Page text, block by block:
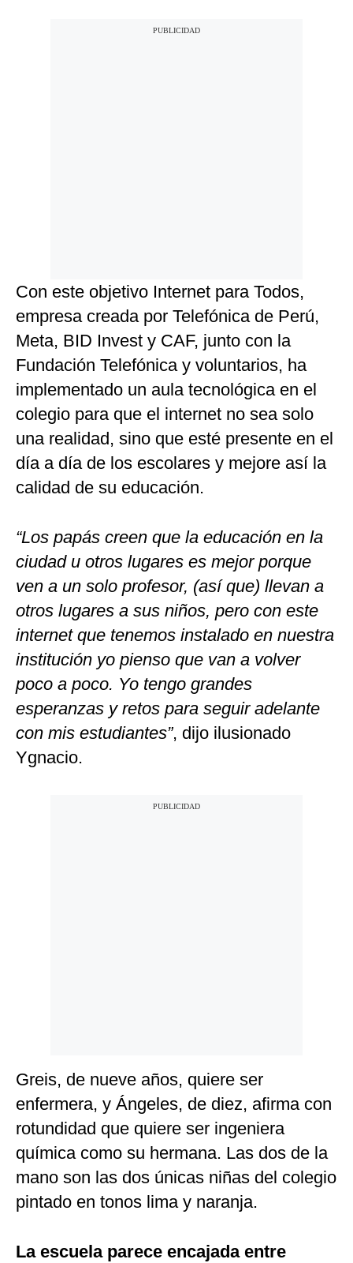
Con este objetivo Internet para Todos,
empresa creada por Telefónica de Perú,
Meta, BID Invest y CAF, junto con la
Fundación Telefónica y voluntarios, ha
implementado un aula tecnológica en el
colegio para que el internet no sea solo
una realidad, sino que esté presente en el
día a día de los escolares y mejore así la
calidad de su educación.
“Los papás creen que la educación en la
ciudad u otros lugares es mejor porque
ven a un solo profesor, (así que) llevan a
otros lugares a sus niños, pero con este
internet que tenemos instalado en nuestra
institución yo pienso que van a volver
poco a poco. Yo tengo grandes
esperanzas y retos para seguir adelante
con mis estudiantes”, dijo ilusionado
Ygnacio.
Greis, de nueve años, quiere ser
enfermera, y Ángeles, de diez, afirma con
rotundidad que quiere ser ingeniera
química como su hermana. Las dos de la
mano son las dos únicas niñas del colegio
pintado en tonos lima y naranja.
La escuela parece encajada entre